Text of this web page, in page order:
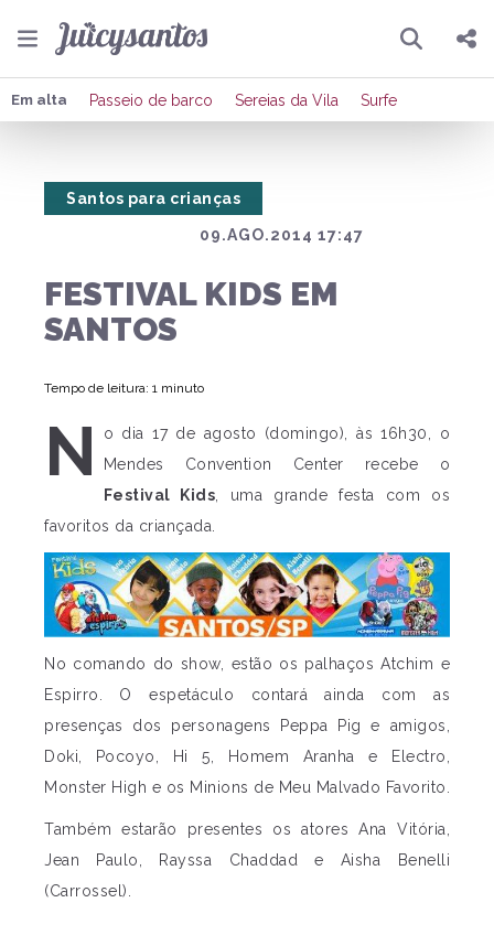
Pesquisar
Compartilhar
Em alta Passeio de barco Sereias da Vila Surfe
09.AGO.2014 17:47
Santos para crianças
FESTIVAL KIDS EM
SANTOS
Tempo de leitura: 1 minuto
N
o dia 17 de agosto (domingo), às 16h30, o
Mendes Convention Center recebe o
Festival Kids , uma grande festa com os
favoritos da criançada.
No comando do show, estão os palhaços Atchim e
Espirro. O espetáculo contará ainda com as
presenças dos personagens Peppa Pig e amigos,
Doki, Pocoyo, Hi 5, Homem Aranha e Electro,
Monster High e os Minions de Meu Malvado Favorito.
Também estarão presentes os atores Ana Vitória,
Jean Paulo, Rayssa Chaddad e Aisha Benelli
(Carrossel).